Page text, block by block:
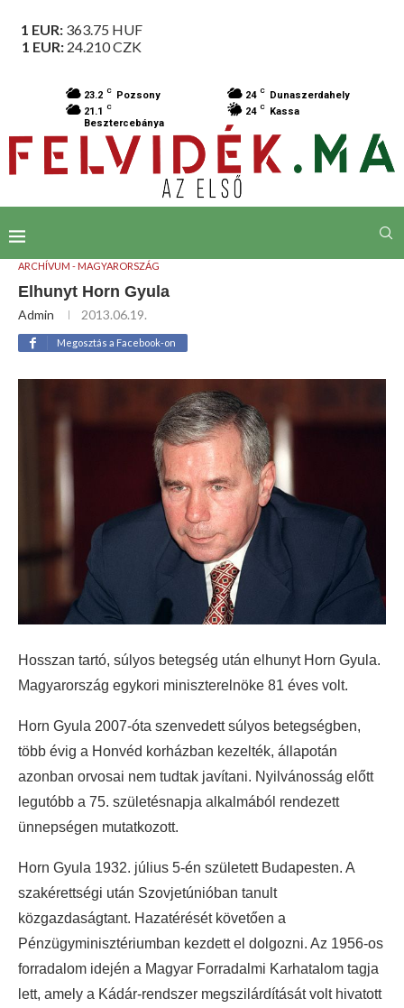
1 EUR: 363.75 HUF
1 EUR: 24.210CZK
23.2 C Pozsony 24 C
Dunaszerdahely
21.1 C
Besztercebánya
24 C Kassa
ARCHÍVUM - MAGYARORSZÁG
Elhunyt Horn Gyula
Admin 2013.06.19.
Megosztás a Facebook-on
Hosszan tartó, súlyos betegség után elhunyt Horn Gyula.
Magyarország egykori miniszterelnöke 81 éves volt.
Horn Gyula 2007-óta szenvedett súlyos betegségben,
több évig a Honvéd korházban kezelték, állapotán
azonban orvosai nem tudtak javítani. Nyilvánosság előtt
legutóbb a 75. születésnapja alkalmából rendezett
ünnepségen mutatkozott.
Horn Gyula 1932. július 5-én született Budapesten. A
szakérettségi után Szovjetúnióban tanult
közgazdaságtant. Hazatérését követően a
Pénzügyminisztériumban kezdett el dolgozni. Az 1956-os
forradalom idején a Magyar Forradalmi Karhatalom tagja
lett, amely a Kádár-rendszer megszilárdítását volt hivatott